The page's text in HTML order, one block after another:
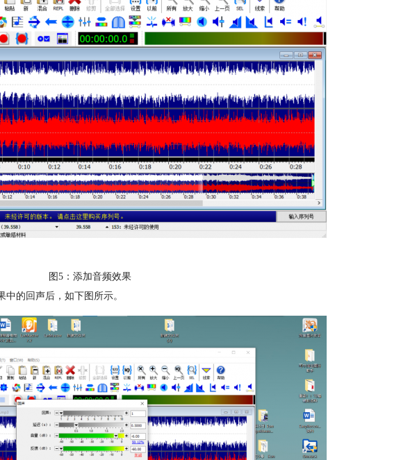
图5：添加音频效果
的回声后，如下图所示。